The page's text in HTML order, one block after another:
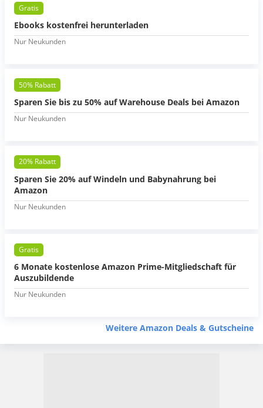
Gratis
Ebooks kostenfrei herunterladen
Nur Neukunden
50% Rabatt
Sparen Sie bis zu 50% auf Warehouse Deals bei Amazon
Nur Neukunden
20% Rabatt
Sparen Sie 20% auf Windeln und Babynahrung bei
Amazon
Nur Neukunden
Gratis
6 Monate kostenlose Amazon Prime-Mitgliedschaft für
Auszubildende
Nur Neukunden
Weitere Amazon Deals & Gutscheine